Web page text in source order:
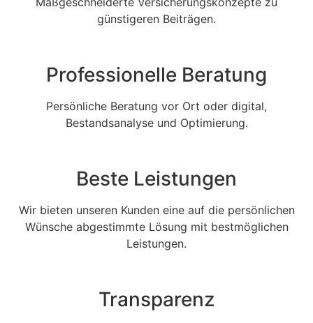
günstigeren Beiträgen.
Professionelle Beratung
Persönliche Beratung vor Ort oder digital,
Bestandsanalyse und Optimierung.
Beste Leistungen
Wir bieten unseren Kunden eine auf die persönlichen
Wünsche abgestimmte Lösung mit bestmöglichen
Leistungen.
Transparenz